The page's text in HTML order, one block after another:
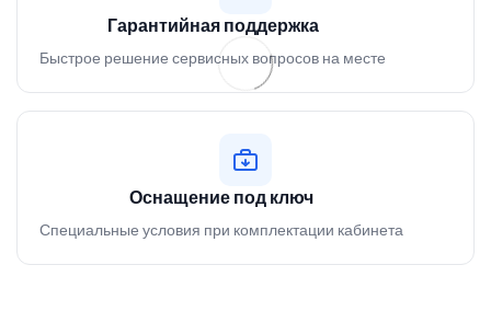
Гарантийная поддержка
Быстрое решение сервисных вопросов на месте
Оснащение под ключ
Специальные условия при комплектации кабинета